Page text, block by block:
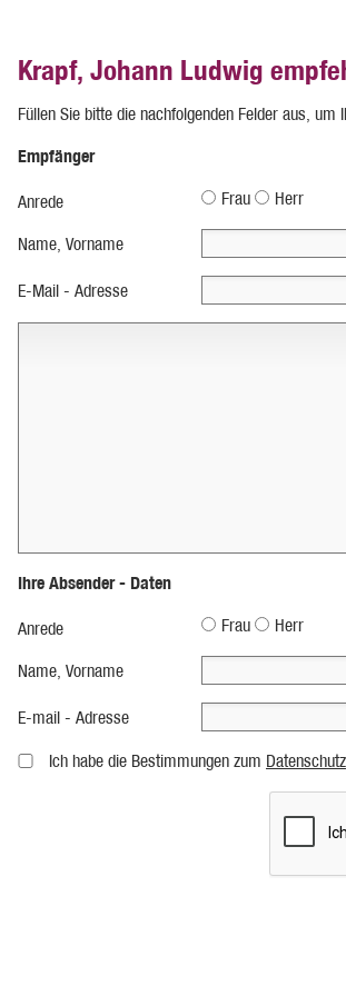
Krapf, Johann Ludwig
Füllen Sie bitte die nachfolgenden Felder aus,
Empfänger
Anrede Frau Herr
Name, Vorname
E-Mail - Adresse
Ihre Absender - Daten
Anrede Frau Herr
Name, Vorname
E-mail - Adresse
Ich habe die Bestimmungen zum Datenschutz